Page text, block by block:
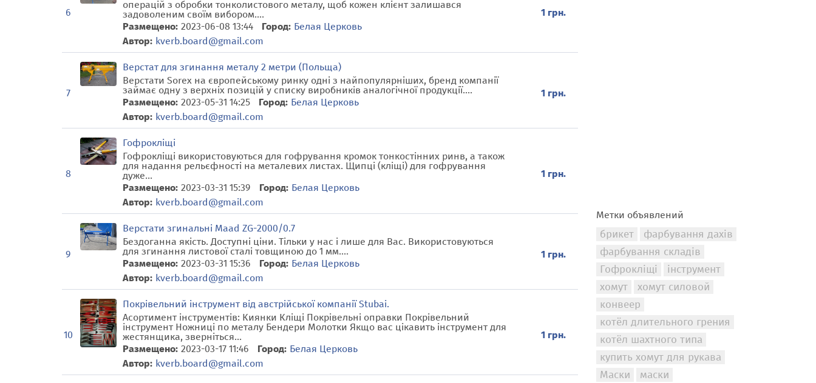
6
операцій з обробки тонколистового металу, щоб кожен клієнт залишався
задоволеним своїм вибором....
Размещено: 2023-06-08 13:44 Город: Белая Церковь
Автор: kverb.board@gmail.com
1 грн.
7
Верстат для згинання металу 2 метри (Польща)
Верстати Sorex на європейському ринку одні з найпопулярніших, бренд компанії
займає одну з верхніх позицій у списку виробників аналогічної продукції....
Размещено: 2023-05-31 14:25 Город: Белая Церковь
Автор: kverb.board@gmail.com
1 грн.
8
Гофрокліщі
Гофрокліщі використовуються для гофрування кромок тонкостінних ринв, а також
для надання рельєфності на металевих листах. Щипці (кліщі) для гофрування
дуже...
Размещено: 2023-03-31 15:39 Город: Белая Церковь
Автор: kverb.board@gmail.com
1 грн.
9
Верстати згинальні Maad ZG-2000/0.7
Бездоганна якість. Доступні ціни. Тільки у нас і лише для Вас. Використовуються
для згинання листової сталі товщиною до 1 мм....
Размещено: 2023-03-31 15:36 Город: Белая Церковь
Автор: kverb.board@gmail.com
1 грн.
10
Покрівельний інструмент від австрійської компанії Stubai.
Асортимент інструментів: Киянки Кліщі Покрівельні оправки Покрівельний
інструмент Ножниці по металу Бендери Молотки Якщо вас цікавить інструмент для
жестянщика, зверніться...
Размещено: 2023-03-17 11:46 Город: Белая Церковь
Автор: kverb.board@gmail.com
1 грн.
Метки объявлений
брикет
фарбування дахів
фарбування складів
Гофрокліщі
інструмент
хомут
хомут силовой
конвеер
котёл длительного грения
котёл шахтного типа
купить хомут для рукава
Маски
маски